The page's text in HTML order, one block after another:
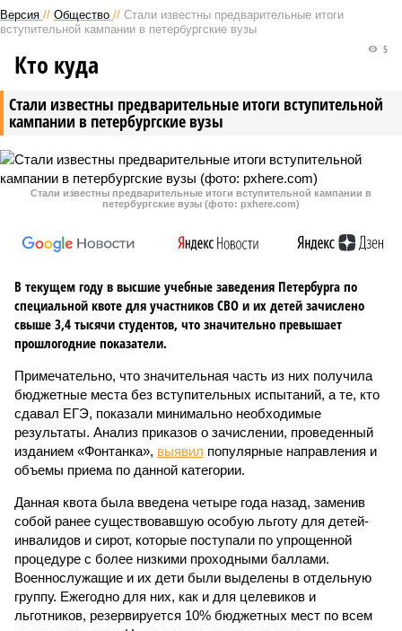
Версия // Общество // Стали известны предварительные итоги
вступительной кампании в петербургские вузы
Стали известны предварительные итоги вступительной
кампании в петербургские вузы
5
Кто куда
Стали известны предварительные итоги вступительной кампании в
петербургские вузы (фото: pxhere.com)
В текущем году в высшие учебные заведения Петербурга по
специальной квоте для участников СВО и их детей зачислено
свыше 3,4 тысячи студентов, что значительно превышает
прошлогодние показатели.
Примечательно, что значительная часть из них получила
бюджетные места без вступительных испытаний, а те, кто
сдавал ЕГЭ, показали минимально необходимые
результаты. Анализ приказов о зачислении, проведенный
изданием «Фонтанка», выявил популярные направления и
объемы приема по данной категории.
Данная квота была введена четыре года назад, заменив
собой ранее существовавшую особую льготу для детей-
инвалидов и сирот, которые поступали по упрощенной
процедуре с более низкими проходными баллами.
Военнослужащие и их дети были выделены в отдельную
группу. Ежегодно для них, как и для целевиков и
льготников, резервируется 10% бюджетных мест по всем